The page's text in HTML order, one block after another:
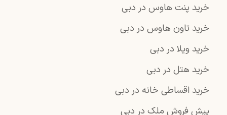
خرید پنت هاوس در دبی
خرید تاون هاوس در دبی
خرید ویلا در دبی
خرید هتل در دبی
خرید اقساطی خانه در دبی
پیش فروش ملک در دبی